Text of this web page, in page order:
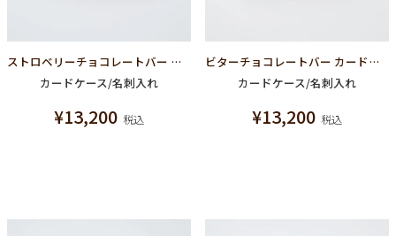
ストロベリーチョコレートバー カードケース（名刺入れ）
カードケース/名刺入れ
¥13,200 税込
ビターチョコレートバー カードケース（名刺入れ）
カードケース/名刺入れ
¥13,200 税込